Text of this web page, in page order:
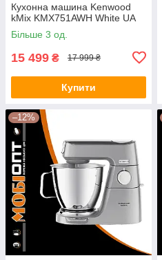
Кухонна машина Kenwood
kMix KMX751AWH White UA
Більше 3 од.
15 499 ₴ 17 999 ₴
Купити
–12%